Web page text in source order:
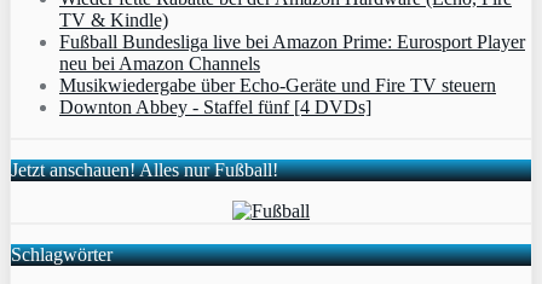
TV & Kindle)
Fußball Bundesliga live bei Amazon Prime: Eurosport Player
neu bei Amazon Channels
Musikwiedergabe über Echo-Geräte und Fire TV steuern
Downton Abbey - Staffel fünf [4 DVDs]
Jetzt anschauen! Alles nur Fußball!
Schlagwörter